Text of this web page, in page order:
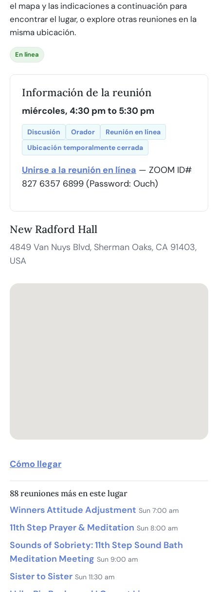
el mapa y las indicaciones a continuación para
encontrar el lugar, o explore otras reuniones en la
misma ubicación.
En línea
Información de la reunión
miércoles, 4:30 pm to 5:30 pm
Discusión Orador
Reunión en línea
Ubicación temporalmente cerrada
Unirse a la reunión en línea — ZOOM ID#
827 6357 6899 (Password: Ouch)
New Radford Hall
4849 Van Nuys Blvd, Sherman Oaks, CA 91403,
USA
Cómo llegar
88 reuniones más en este lugar
Winners Attitude Adjustment Sun 7:00 am
11th Step Prayer & Meditation Sun 8:00 am
Sounds of Sobriety: 11th Step Sound Bath
Meditation Meeting Sun 9:00 am
Sister to Sister Sun 11:30 am